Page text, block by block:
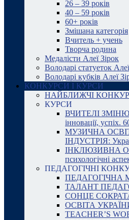
26 – 39 років
40 – 59 років
60+ років
Змішана категорія
Вчитель + учень
Творча родина
Медалісти Алеї Зірок
Володарі статуеток
Володарі кубків Алеї
КОНКУРСИ І КУРСИ
НАЙБЛИЖЧІ
КУРСИ
ВЧИТЕЛІ
інновації, успіх.
МУЗИЧНА
ІНДУСТРІЯ:
ІНКЛЮЗИВНА
психологічні
ПЕДАГОГІЧНІ
ПЕДАГОГІЧНА
ТАЛАНТ
СОНЦЕ
ОСВІТА
TEACHER’S